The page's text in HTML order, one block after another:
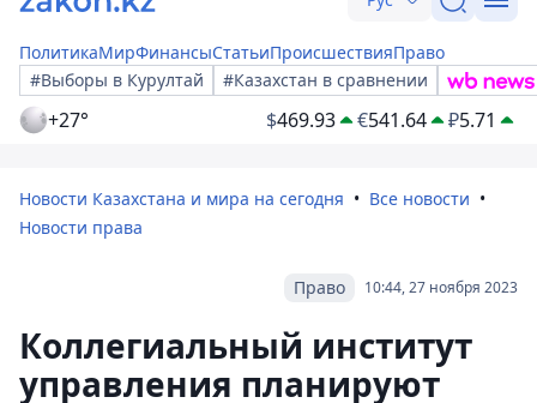
ПолитикаМирФинансыСтатьиПроисшествияПраво
#Выборы в Курултай
#Казахстан в сравнении
+27° $469.93 €541.64 ₽5.71
Новости Казахстана и мира на сегодня
Все новости
Новости права
10:44, 27 ноября 2023
Право
Коллегиальный институт
управления планируют